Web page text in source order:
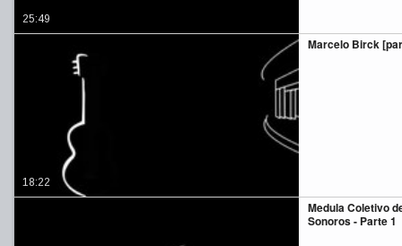
25:49
Marcelo Birck
18:22
Medula Coletivo
Sonoros - Parte 1